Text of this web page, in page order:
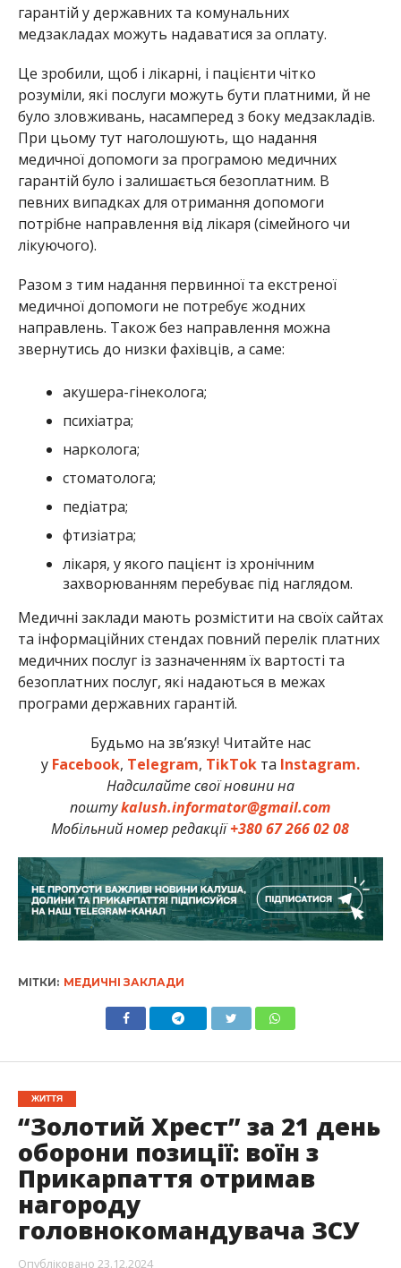
гарантій у державних та комунальних
медзакладах можуть надаватися за оплату.
Це зробили, щоб і лікарні, і пацієнти чітко
розуміли, які послуги можуть бути платними, й не
було зловживань, насамперед з боку медзакладів.
При цьому тут наголошують, що надання
медичної допомоги за програмою медичних
гарантій було і залишається безоплатним. В
певних випадках для отримання допомоги
потрібне направлення від лікаря (сімейного чи
лікуючого).
Разом з тим надання первинної та екстреної
медичної допомоги не потребує жодних
направлень. Також без направлення можна
звернутись до низки фахівців, а саме:
акушера-гінеколога;
психіатра;
нарколога;
стоматолога;
педіатра;
фтизіатра;
лікаря, у якого пацієнт із хронічним
захворюванням перебуває під наглядом.
Медичні заклади мають розмістити на своїх сайтах
та інформаційних стендах повний перелік платних
медичних послуг із зазначенням їх вартості та
безоплатних послуг, які надаються в межах
програми державних гарантій.
Будьмо на зв’язку! Читайте нас
у Facebook, Telegram, TikTokта Instagram.
Надсилайте свої новини на
поштуkalush.informator@gmail.com
Мобільний номер редакції+380 67 266 02 08
МІТКИ: МЕДИЧНІ ЗАКЛАДИ
ЖИТТЯ
“Золотий Хрест” за 21 день
оборони позиції: воїн з
Прикарпаття отримав
нагороду
головнокомандувача ЗСУ
Опубліковано 23.12.2024